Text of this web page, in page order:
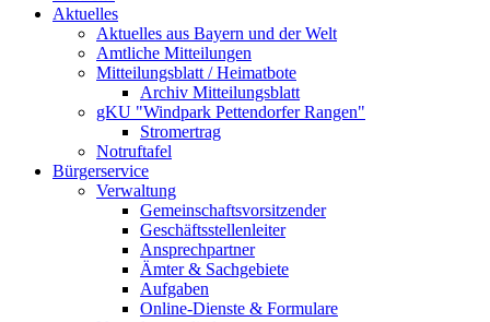
Aktuelles
Aktuelles aus Bayern und der Welt
Amtliche Mitteilungen
Mitteilungsblatt / Heimatbote
Archiv Mitteilungsblatt
gKU "Windpark Pettendorfer Rangen"
Stromertrag
Notruftafel
Bürgerservice
Verwaltung
Gemeinschaftsvorsitzender
Geschäftsstellenleiter
Ansprechpartner
Ämter & Sachgebiete
Aufgaben
Online-Dienste & Formulare